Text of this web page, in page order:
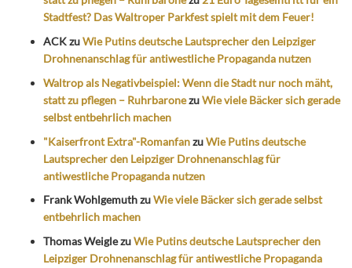
Stadtfest? Das Waltroper Parkfest spielt mit dem Feuer!
ACKzuWie Putins deutsche Lautsprecher den Leipziger
Drohnenanschlag für antiwestliche Propaganda nutzen
Waltrop als Negativbeispiel: Wenn die Stadt nur noch mäht,
statt zu pflegen – RuhrbaronezuWie viele Bäcker sich gerade
selbst entbehrlich machen
"Kaiserfront Extra"-RomanfanzuWie Putins deutsche
Lautsprecher den Leipziger Drohnenanschlag für
antiwestliche Propaganda nutzen
Frank WohlgemuthzuWie viele Bäcker sich gerade selbst
entbehrlich machen
Thomas WeiglezuWie Putins deutsche Lautsprecher den
Leipziger Drohnenanschlag für antiwestliche Propaganda